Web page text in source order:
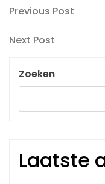
Previous
Previous Post
Next
Next Post
Zoeken
Laatste